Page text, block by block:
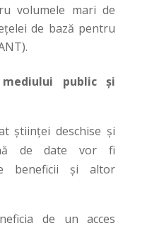
volumele mari de
de bază pentru
public și
științei deschise și
de date vor fi
beneficii și altor
de un acces